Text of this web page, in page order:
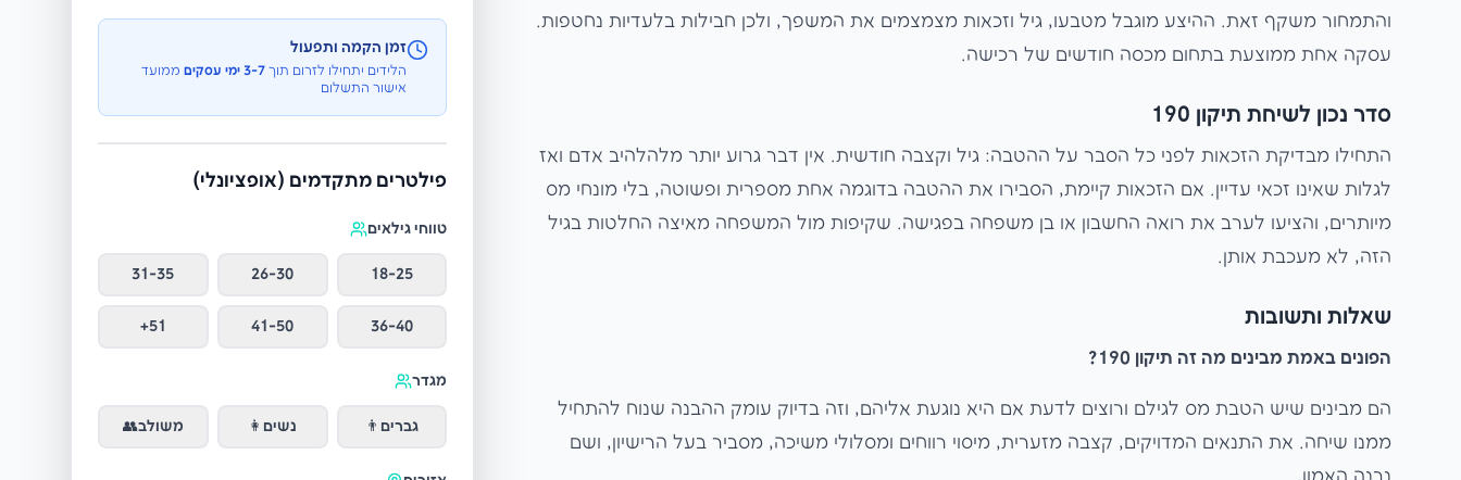
והתמחור משקף זאת. ההיצע מוגבל מטבעו, גיל וזכאות מצמצמים את המשפך, ולכן חבילות בלעדיות נחטפות.
עסקה אחת ממוצעת בתחום מכסה חודשים של רכישה.
סדר נכון לשיחת תיקון 190
התחילו מבדיקת הזכאות לפני כל הסבר על ההטבה: גיל וקצבה חודשית. אין דבר גרוע יותר מלהלהיב אדם ואז
לגלות שאינו זכאי עדיין. אם הזכאות קיימת, הסבירו את ההטבה בדוגמה אחת מספרית ופשוטה, בלי מונחי מס
מיותרים, והציעו לערב את רואה החשבון או בן משפחה בפגישה. שקיפות מול המשפחה מאיצה החלטות בגיל
הזה, לא מעכבת אותן.
שאלות ותשובות
הפונים באמת מבינים מה זה תיקון 190?
הם מבינים שיש הטבת מס לגילם ורוצים לדעת אם היא נוגעת אליהם, וזה בדיוק עומק ההבנה שנוח להתחיל
ממנו שיחה. את התנאים המדויקים, קצבה מזערית, מיסוי רווחים ומסלולי משיכה, מסביר בעל הרישיון, ושם
זמן הקמה ותפעול
הלידים יתחילו לזרום תוך 3-7 ימי עסקים
ממועד
אישור התשלום
פילטרים מתקדמים (אופציונלי)
טווחי גילאים
18-25
26-30
31-35
36-40
41-50
51+
מגדר
גברים 👨 נשים 👩 משולב👥